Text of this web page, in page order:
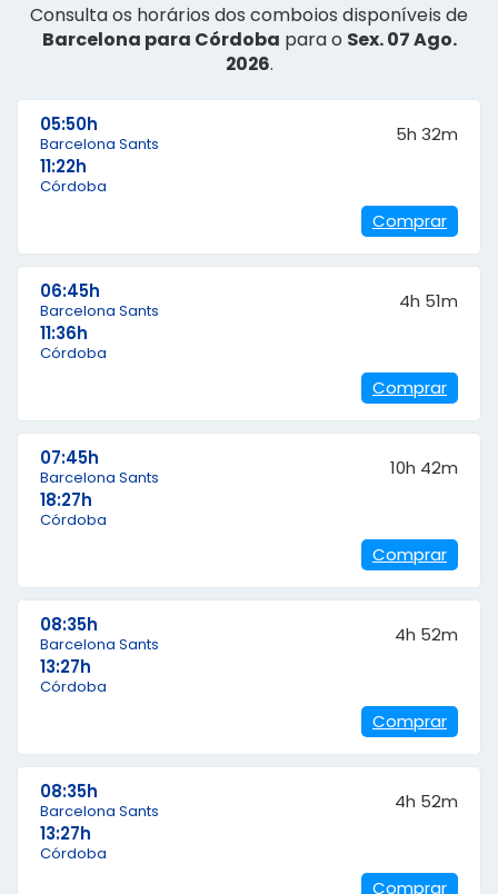
Consulta os horários dos comboios disponíveis de
Barcelona para Córdoba para o Sex. 07 Ago.
2026.
05:50h
Barcelona Sants
11:22h
Córdoba
5h 32m
Comprar
06:45h
Barcelona Sants
11:36h
Córdoba
4h 51m
Comprar
07:45h
Barcelona Sants
18:27h
Córdoba
10h 42m
Comprar
08:35h
Barcelona Sants
13:27h
Córdoba
4h 52m
Comprar
08:35h
Barcelona Sants
13:27h
Córdoba
4h 52m
Comprar